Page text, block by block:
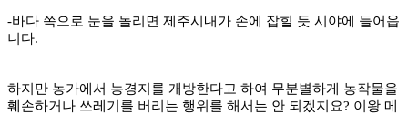
-바다 쪽으로 눈을 돌리면 제주시내가 손에 잡힐 듯 시야에 들어옵
니다.
하지만 농가에서 농경지를 개방한다고 하여 무분별하게 농작물을
훼손하거나 쓰레기를 버리는 행위를 해서는 안 되겠지요? 이왕 메